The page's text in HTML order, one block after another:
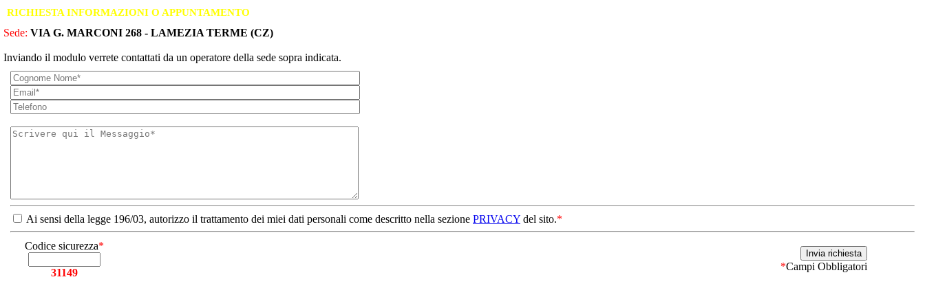
RICHIESTA INFORMAZIONI O APPUNTAMENTO
Sede: VIA G. MARCONI 268 - LAMEZIA TERME (CZ)
Inviando il modulo verrete contattati da un operatore della sede sopra indicata.
Ai sensi della legge 196/03, autorizzo il trattamento dei miei dati personali come descritto nella sezione PRIVACY del sito.*
Codice sicurezza*
31149
*Campi Obbligatori